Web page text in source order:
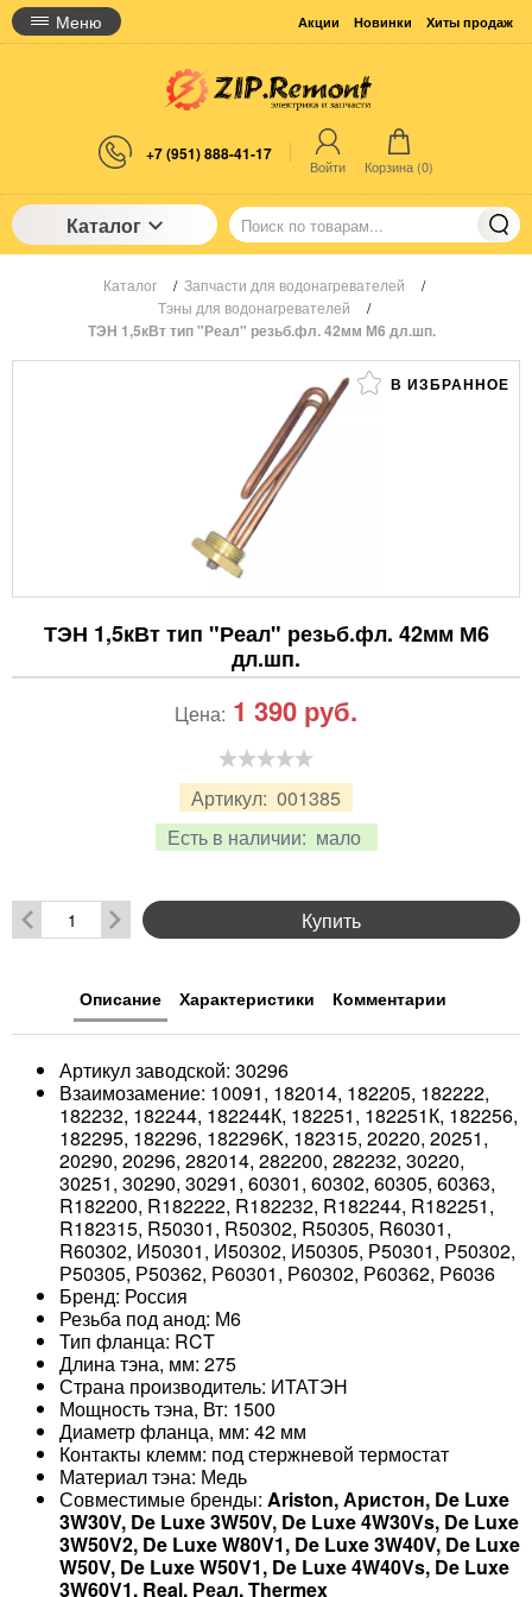
Меню Акции Новинки Хиты продаж
+7 (951) 888-41-17
Войти Корзина (0)
Каталог
Каталог / Запчасти для водонагревателей
/
Тэны для водонагревателей
/
ТЭН 1,5кВт тип "Реал" резьб.фл. 42мм М6 дл.шп.
В ИЗБРАННОЕ
ТЭН 1,5кВт тип "Реал" резьб.фл. 42мм М6
дл.шп.
Артикул: 001385
Есть в наличии: мало
Цена: 1 390 руб.
Купить
Описание Характеристики Комментарии
Артикул заводской: 30296
Взаимозамение: 10091, 182014, 182205, 182222,
182232, 182244, 182244К, 182251, 182251К, 182256,
182295, 182296, 182296K, 182315, 20220, 20251,
20290, 20296, 282014, 282200, 282232, 30220,
30251, 30290, 30291, 60301, 60302, 60305, 60363,
R182200, R182222, R182232, R182244, R182251,
R182315, R50301, R50302, R50305, R60301,
R60302, И50301, И50302, И50305, Р50301, Р50302,
Р50305, Р50362, Р60301, Р60302, Р60362, Р6036
Бренд: Россия
Резьба под анод: М6
Тип фланца: RCT
Длина тэна, мм: 275
Страна производитель: ИТАТЭН
Мощность тэна, Вт: 1500
Диаметр фланца, мм: 42 мм
Контакты клемм: под стержневой термостат
Материал тэна: Медь
Совместимые бренды: Ariston, Аристон, De Luxe
3W30V, De Luxe 3W50V, De Luxe 4W30Vs, De Luxe
3W50V2, De Luxe W80V1, De Luxe 3W40V, De Luxe
W50V, De Luxe W50V1, De Luxe 4W40Vs, De Luxe
3W60V1, Real, Реал, Thermex